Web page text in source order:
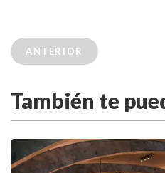
ANTERIOR
También te